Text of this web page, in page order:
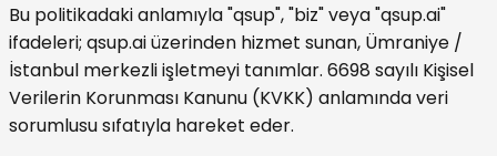
Bu politikadaki anlamıyla "qsup", "biz" veya "qsup.ai"
ifadeleri; qsup.ai üzerinden hizmet sunan, Ümraniye /
İstanbul merkezli işletmeyi tanımlar. 6698 sayılı Kişisel
Verilerin Korunması Kanunu (KVKK) anlamında veri
sorumlusu sıfatıyla hareket eder.